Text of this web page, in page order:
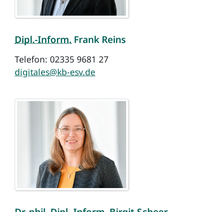
Dipl.-Inform. Frank Reins
Telefon: 02335 9681 27
digitales@kb-esv.de